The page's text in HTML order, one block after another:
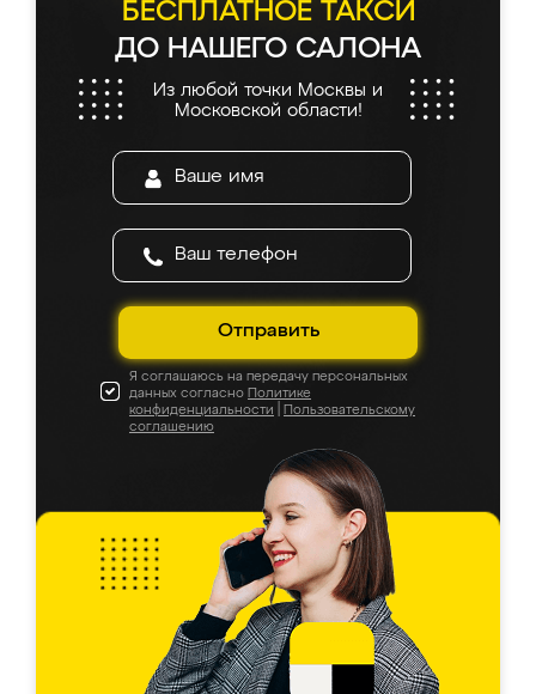
БЕСПЛАТНОЕ ТАКСИ
ДО НАШЕГО САЛОНА
Из любой точки Москвы и
Московской области!
Отправить
Я соглашаюсь на передачу персональных
данных согласно Политике
конфиденциальности
Пользовательскому
соглашению